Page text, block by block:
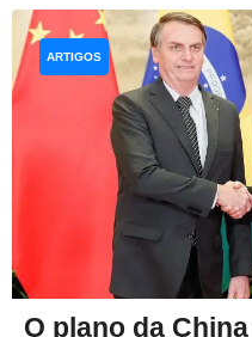
O plano da
ARTIGOS